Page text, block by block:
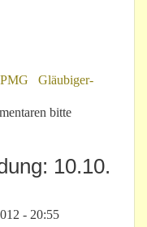
Gläubiger-
bitte
10.10.
- 20:55